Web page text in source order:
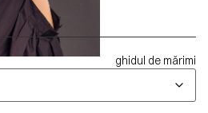
ghidul de mărimi